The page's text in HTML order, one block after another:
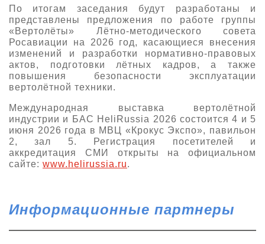
По итогам заседания будут разработаны и
представлены предложения по работе группы
«Вертолёты» Лётно-методического совета
Росавиации на 2026 год, касающиеся внесения
изменений и разработки нормативно-правовых
актов, подготовки лётных кадров, а также
повышения безопасности эксплуатации
вертолётной техники.
Международная выставка вертолётной
индустрии и БАС HeliRussia 2026 состоится 4 и 5
июня 2026 года в МВЦ «Крокус Экспо», павильон
2, зал 5. Регистрация посетителей и
аккредитация СМИ открыты на официальном
сайте: www.helirussia.ru.
Информационные партнеры